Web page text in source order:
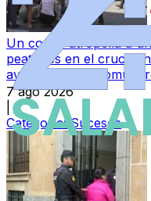
Un coche atropella a
peatones en el cruce
avenida de los
7 ago 2026
Categoría: Sucesos